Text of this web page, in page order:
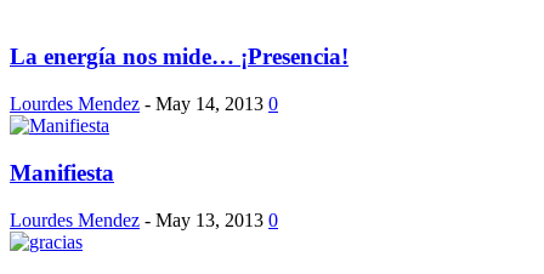
La energía nos mide… ¡Presencia!
Lourdes Mendez - May 14, 2013 0
Manifiesta
Lourdes Mendez - May 13, 2013 0